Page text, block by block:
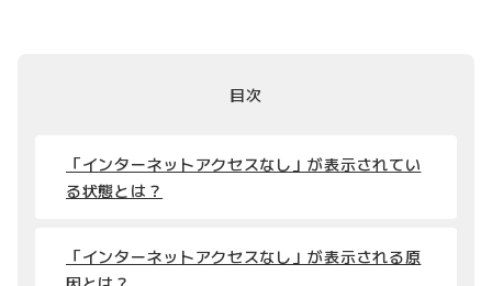
目次
「インターネットアクセスなし」が表示されてい
る状態とは？
「インターネットアクセスなし」が表示される原